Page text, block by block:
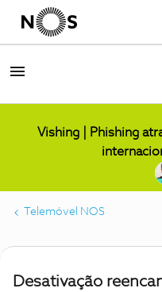
Vishing | Phishing
Telemóvel NOS
Desativação